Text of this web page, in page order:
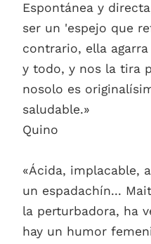
Espontánea y
ser un 'espejo que
contrario, ella
y todo, y nos la tira
nosolo es
saludable.»
Quino
«Ácida, implacable,
un espadachín...
la perturbadora, ha
hay un humor